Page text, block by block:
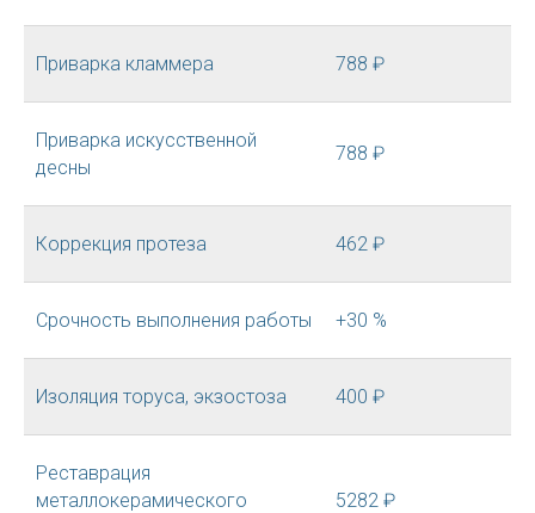
Приварка кламмера 788 ₽
Приварка искусственной
десны
788 ₽
Коррекция протеза 462 ₽
Срочность выполнения работы +30 %
Изоляция торуса, экзостоза 400 ₽
Реставрация
металлокерамического
5282 ₽